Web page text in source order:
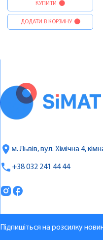
КУПИТИ
ДОДАТИ В КОРЗИНУ
м. Львів, вул. Хімічна 4,
+38 032 241 44 44
Підпишіться на розсилку